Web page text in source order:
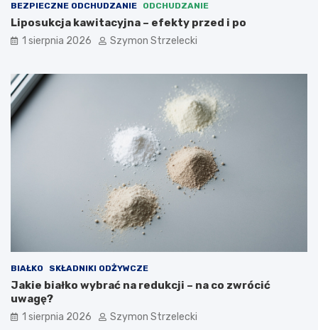
BEZPIECZNE ODCHUDZANIE ODCHUDZANIE
Liposukcja kawitacyjna – efekty przed i po
1 sierpnia 2026 Szymon Strzelecki
BIAŁKO SKŁADNIKI ODŻYWCZE
Jakie białko wybrać na redukcji – na co zwrócić
uwagę?
1 sierpnia 2026 Szymon Strzelecki